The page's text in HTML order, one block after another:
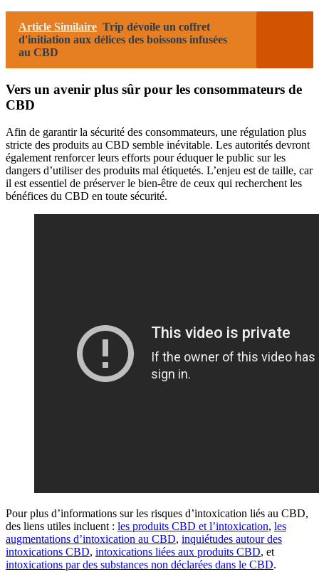
Article Similaire Trip dévoile un coffret
d'initiation aux délices des boissons infusées
au CBD
Vers un avenir plus sûr pour les consommateurs de
CBD
Afin de garantir la sécurité des consommateurs, une régulation plus
stricte des produits au CBD semble inévitable. Les autorités devront
également renforcer leurs efforts pour éduquer le public sur les
dangers d’utiliser des produits mal étiquetés. L’enjeu est de taille, car
il est essentiel de préserver le bien-être de ceux qui recherchent les
bénéfices du CBD en toute sécurité.
Pour plus d’informations sur les risques d’intoxication liés au CBD,
des liens utiles incluent : les produits CBD et l’intoxication, les
augmentations d’intoxication au CBD, inquiétudes autour des
intoxications CBD, intoxications liées aux produits CBD, et
intoxications par des substances non déclarées dans le CBD.